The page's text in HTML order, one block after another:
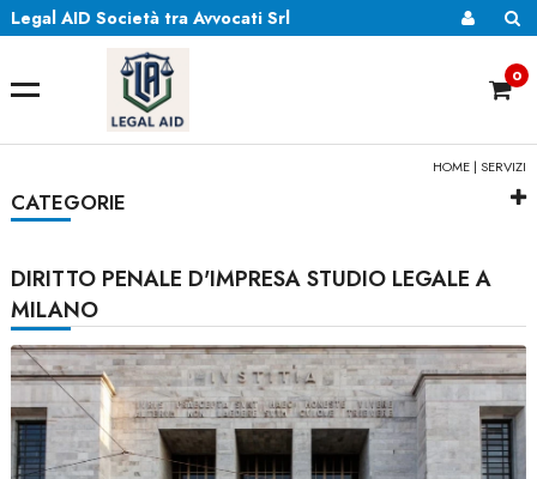
Legal AID Società tra Avvocati Srl
0
HOME |SERVIZI
CATEGORIE
DIRITTO PENALE D'IMPRESA STUDIO LEGALE A
MILANO